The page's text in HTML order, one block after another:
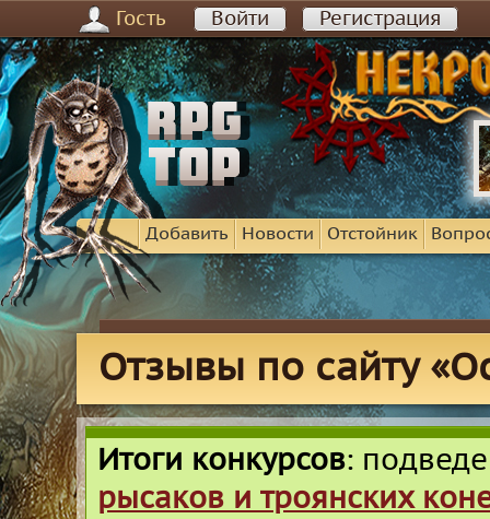
Гость Войти Регистрация
Добавить Новости Отстойник
Отзывы по сайту
Итоги конкурсов:
рысаков и троянских